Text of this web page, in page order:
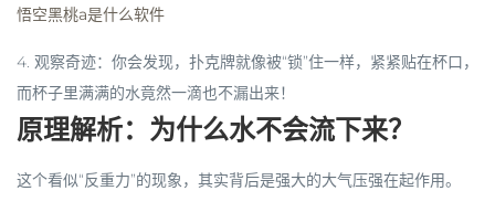
悟空黑桃a是什么软件
4. 观察奇迹：你会发现，扑克牌就像被“锁”住一样，紧紧贴在杯口，
而杯子里满满的水竟然一滴也不漏出来！
原理解析：为什么水不会流下来？
这个看似“反重力”的现象，其实背后是强大的大气压强在起作用。